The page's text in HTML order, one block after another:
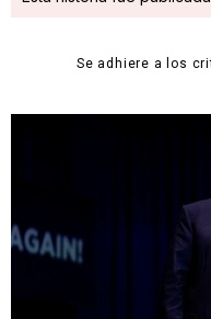
Se adhiere a los